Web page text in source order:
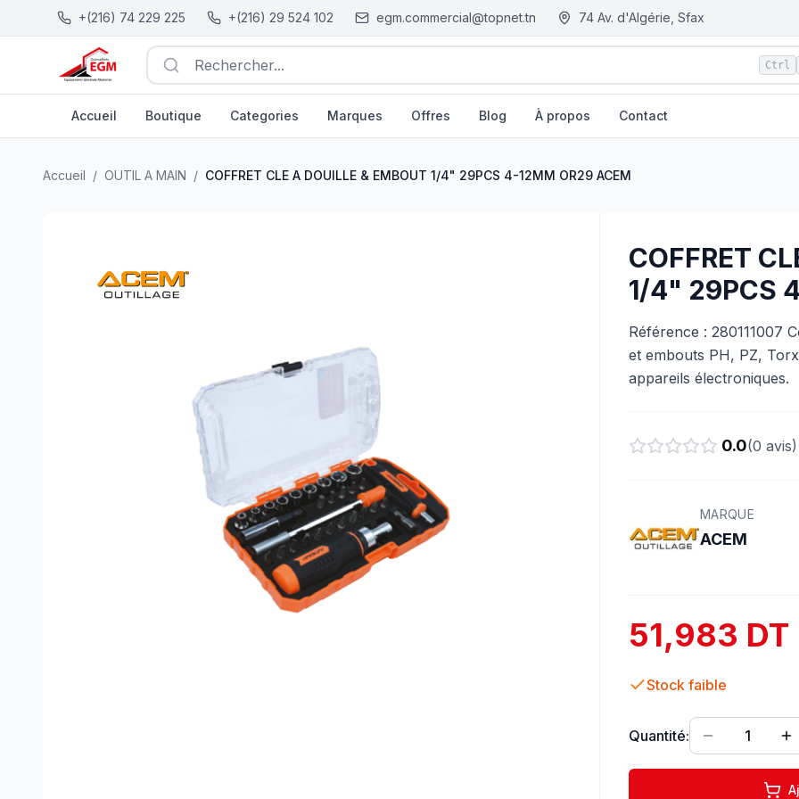
+(216) 74 229 225 +(216) 29 524 102 egm.commercial@topnet.tn 74 Av. d'Algérie, Sfax
Rechercher... Ctrl
Accueil Boutique Categories Marques Offres Blog À propos Contact
Accueil / OUTIL A MAIN / COFFRET CLE A DOUILLE & EMBOUT 1/4" 29PCS 4-12MM OR29 ACEM
COFFRET
1/4" 29PCS
Référence : 280111007
et embouts PH, PZ,
appareils électroniques.
0.0(0 avis)
MARQUE
ACEM
51,983 DT
Stock faible
Quantité: 1